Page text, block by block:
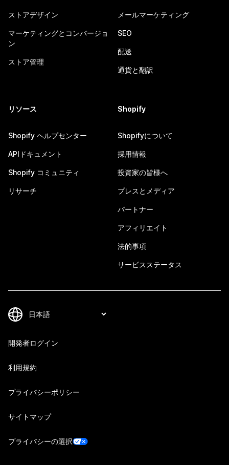
ストアデザイン
マーケティングとコンバージョ
ン
ストア管理
メールマーケティング
SEO
配送
通貨と翻訳
リソース
Shopify ヘルプセンター
APIドキュメント
Shopify コミュニティ
リサーチ
Shopify
Shopifyについて
採用情報
投資家の皆様へ
プレスとメディア
パートナー
アフィリエイト
法的事項
サービスステータス
開発者ログイン
利用規約
プライバシーポリシー
サイトマップ
プライバシーの選択